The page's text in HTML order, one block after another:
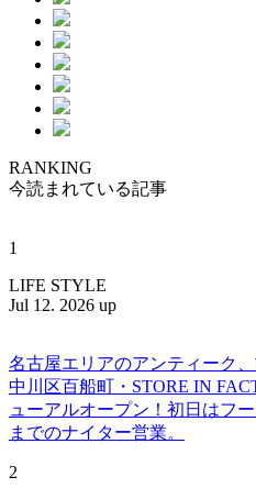
RANKING
今読まれている記事
1
LIFE STYLE
Jul 12. 2026 up
名古屋エリアのアンティーク
中川区百船町・STORE IN
ューアルオープン！初日はフ
までのナイター営業。
2